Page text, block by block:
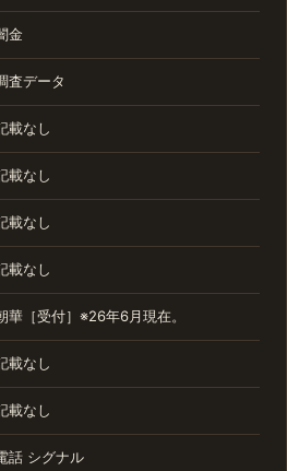
金
査データ
載なし
載なし
載なし
載なし
華［受付］※26年6月現在。
載なし
載なし
話 シグナル